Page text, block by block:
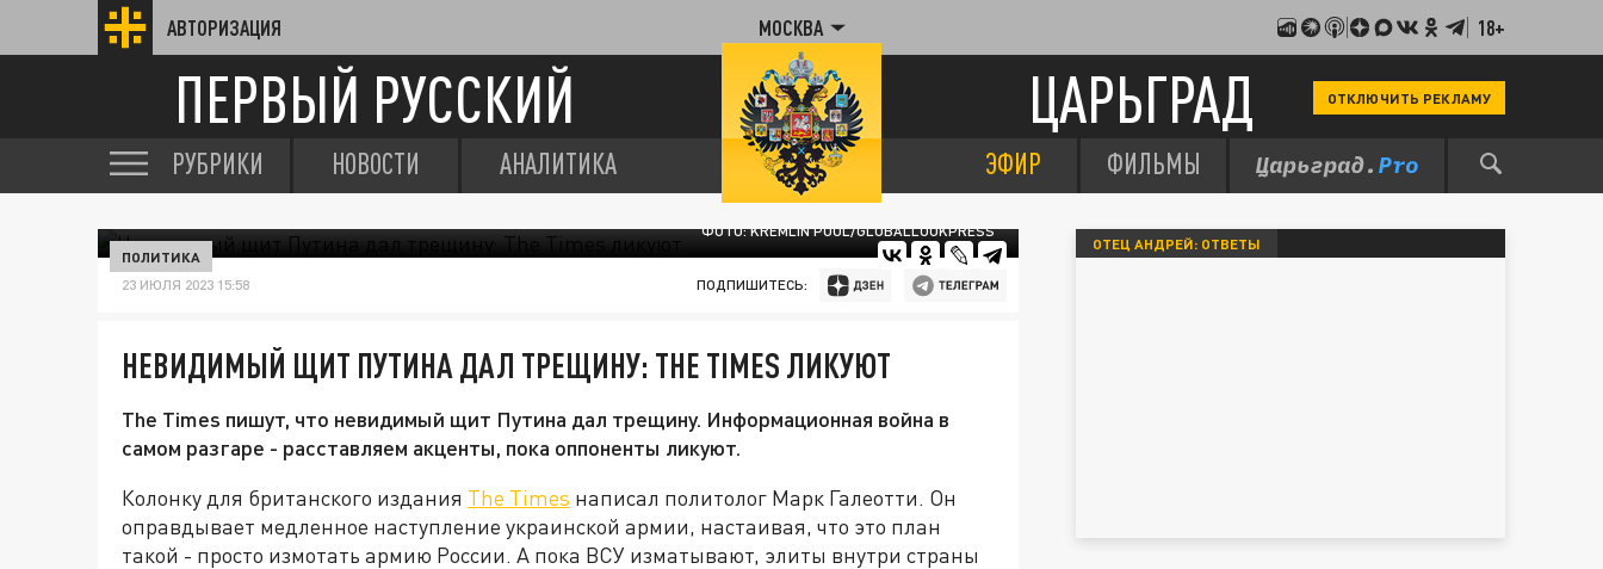
АВТОРИЗАЦИЯ МОСКВА 18+
ПЕРВЫЙ РУССКИЙ ЦАРЬГРАД ОТКЛЮЧИТЬ РЕКЛАМУ
РУБРИКИ НОВОСТИ АНАЛИТИКА ЭФИР ФИЛЬМЫ
ФОТО: KREMLIN POOL/GLOBALLOOKPRESS
ПОЛИТИКА
23 ИЮЛЯ 2023 15:58 ПОДПИШИТЕСЬ:
НЕВИДИМЫЙ ЩИТ ПУТИНА ДАЛ ТРЕЩИНУ: THE TIMES ЛИКУЮТ
The Times пишут, что невидимый щит Путина дал трещину. Информационная война в
самом разгаре - расставляем акценты, пока оппоненты ликуют.
Колонку для британского издания The Times написал политолог Марк Галеотти. Он
оправдывает медленное наступление украинской армии, настаивая, что это план
такой - просто измотать армию России. А пока ВСУ изматывают, элиты внутри страны
ОТЕЦ АНДРЕЙ: ОТВЕТЫ